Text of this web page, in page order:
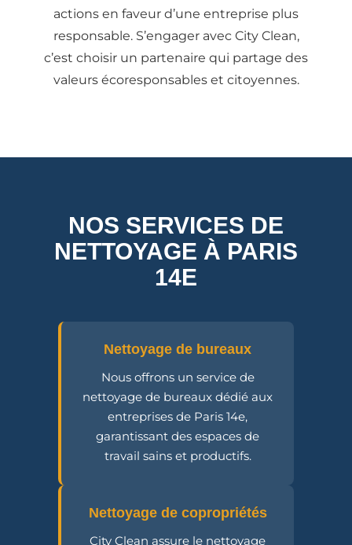
actions en faveur d’une entreprise plus
responsable. S’engager avec City Clean,
c’est choisir un partenaire qui partage des
valeurs écoresponsables et citoyennes.
NOS SERVICES DE
NETTOYAGE À PARIS
14E
Nettoyage de bureaux
Nous offrons un service de
nettoyage de bureaux dédié aux
entreprises de Paris 14e,
garantissant des espaces de
travail sains et productifs.
Nettoyage de copropriétés
City Clean assure le nettoyage